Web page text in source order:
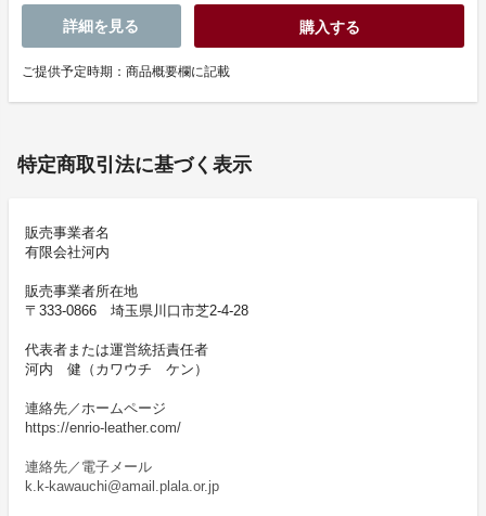
詳細を見る 購入する
ご提供予定時期：商品概要欄に記載
特定商取引法に基づく表示
販売事業者名
有限会社河内
販売事業者所在地
〒333-0866 埼玉県川口市芝2-4-28
代表者または運営統括責任者
河内 健（カワウチ ケン）
連絡先／ホームページ
https://enrio-leather.com/
連絡先／電子メール
k.k-kawauchi@amail.plala.or.jp